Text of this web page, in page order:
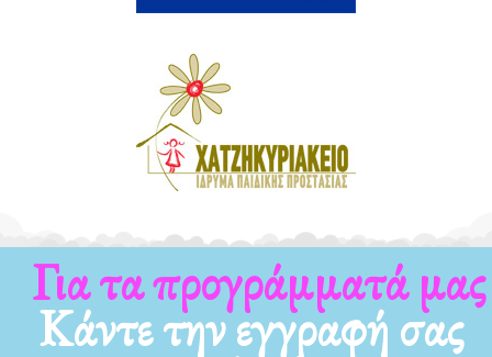
Για τα προγράμματά μας
Κάντε την εγγραφή σας